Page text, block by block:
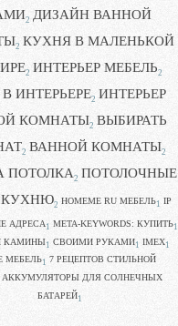
2 ДИЗАЙН ВАННОЙ
2 КУХНЯ В МАЛЕНЬКОЙ
2 ИНТЕРЬЕР МЕБЕЛЬ2
ИНТЕРЬЕРЕ2 ИНТЕРЬЕР
КОМНАТЫ2 ВЫБИРАТЬ
2 ВАННОЙ КОМНАТЫ2
ПОТОЛКА2 ПОТОЛОЧНЫЕ
КУХНЮ2 HOMEME RU МЕБЕЛЬ1 IP
АДРЕСА 1 META-KEYWORDS: КУПИТЬ1
КАМИНЫ1 CВОИМИ РУКАМИ1 IMEX1
МЕБЕЛЬ1 7 РЕЦЕПТОВ СТИЛЬНОЙ
АККУМУЛЯТОРЫ ДЛЯ СОЛНЕЧНЫХ
БАТАРЕЙ1